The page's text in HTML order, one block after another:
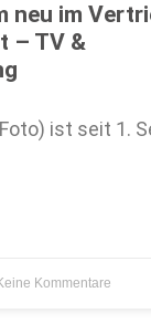
neu im
– TV &
ist seit 1.
Kommentare